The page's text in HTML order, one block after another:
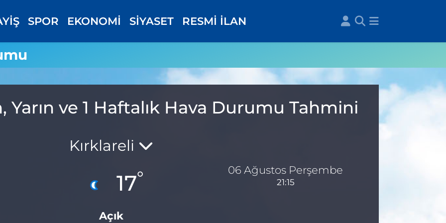
SPOR EKONOMİ SİYASET RESMİ İLAN
Yarın ve 1 Haftalık Hava Durumu Tahmini
Kırklareli
17°
Açık
06 Ağustos Perşembe
21:15